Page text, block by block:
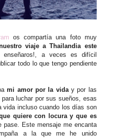
os compartía una foto muy
viaje a Thailandia este
enseñaros!, a veces es difícil
todo lo que tengo pendiente
mi amor por la viday por las
luchar por sus sueños, esas
vida incluso cuando los días son
quiere con locura y que es
pase. Este mensaje me encanta
a la que me he unido